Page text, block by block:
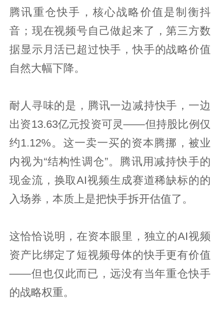
腾讯重仓快手，核心战略价值是制衡抖
音；现在视频号自己做起来了，第三方数
据显示月活已超过快手，快手的战略价值
自然大幅下降。
耐人寻味的是，腾讯一边减持快手，一边
出资13.63亿元投资可灵——但持股比例仅
约1.12%。这一卖一买的资本腾挪，被业
内视为“结构性调仓”。腾讯用减持快手的
现金流，换取AI视频生成赛道稀缺标的的
入场券，本质上是把快手拆开估值了。
这恰恰说明，在资本眼里，独立的AI视频
资产比绑定了短视频母体的快手更有价值
——但也仅此而已，远没有当年重仓快手
的战略权重。